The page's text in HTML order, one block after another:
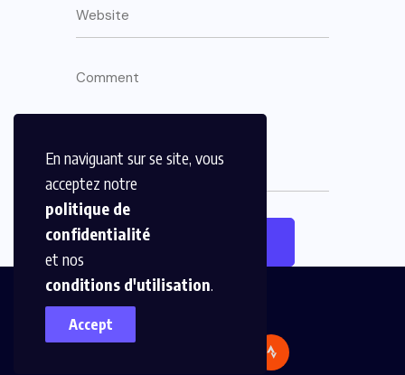
En naviguant sur se site, vous
acceptez notre
politique de
confidentialité
et nos
conditions d'utilisation.
Accept